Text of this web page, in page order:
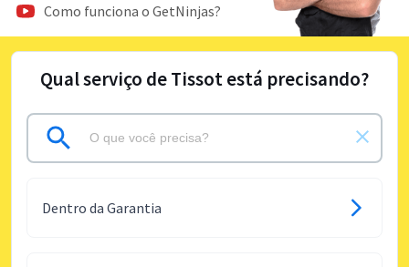
Como funciona o GetNinjas?
Qual serviço de Tissot está precisando?
Dentro da Garantia